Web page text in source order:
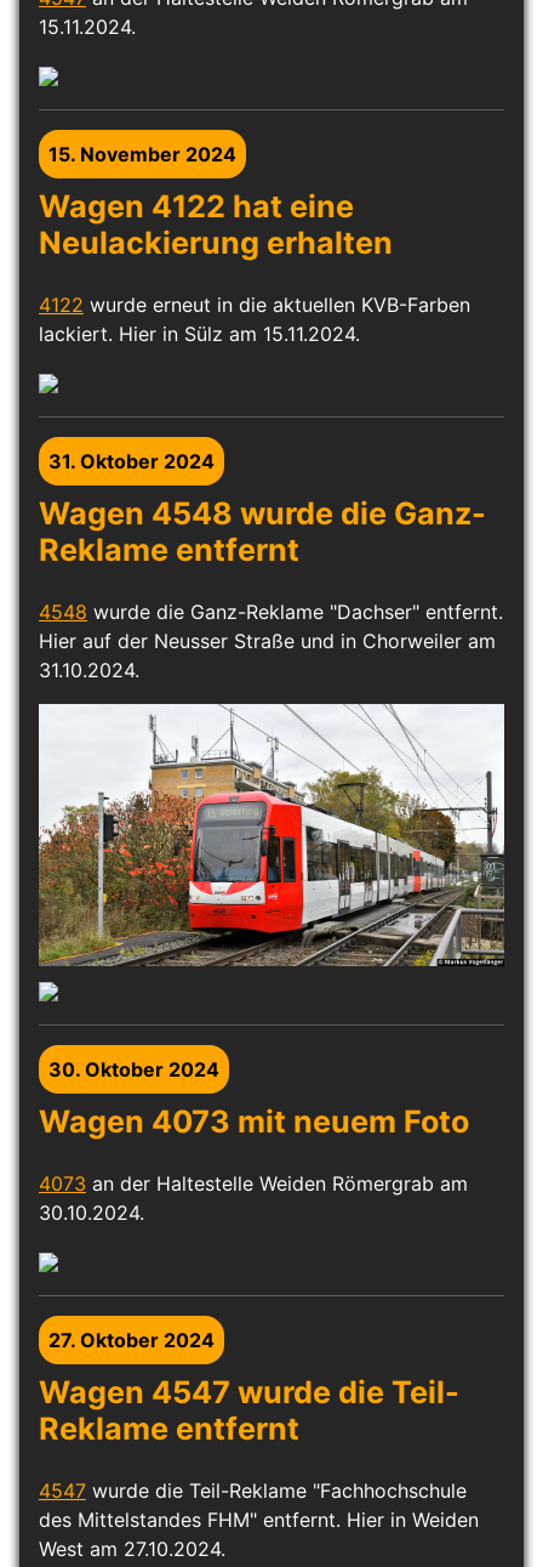
15.11.2024.
15. November 2024
Wagen 4122 hat eine
Neulackierung erhalten
4122 wurde erneut in die aktuellen KVB-Farben
lackiert. Hier in Sülz am 15.11.2024.
31. Oktober 2024
Wagen 4548 wurde die Ganz-
Reklame entfernt
4548 wurde die Ganz-Reklame "Dachser" entfernt.
Hier auf der Neusser Straße und in Chorweiler am
31.10.2024.
30. Oktober 2024
Wagen 4073 mit neuem Foto
4073 an der Haltestelle Weiden Römergrab am
30.10.2024.
27. Oktober 2024
Wagen 4547 wurde die Teil-
Reklame entfernt
4547 wurde die Teil-Reklame "Fachhochschule
des Mittelstandes FHM" entfernt. Hier in Weiden
West am 27.10.2024.